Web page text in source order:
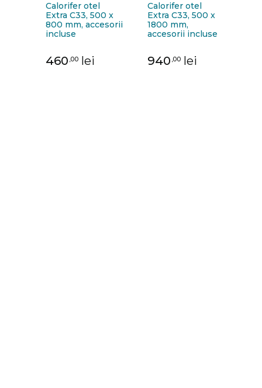
Calorifer otel
Extra C33, 500 x
800 mm, accesorii
incluse
460 ,00 lei
Calorifer otel
Extra C33, 500 x
1800 mm,
accesorii incluse
940 ,00 lei